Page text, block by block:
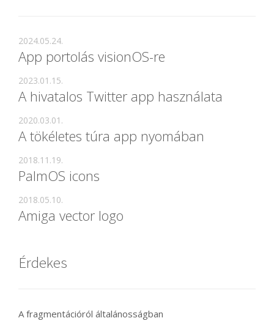
App portolás visionOS-re
2024.05.24.
A hivatalos Twitter app használata
2023.01.15.
A tökéletes túra app nyomában
2020.03.01.
PalmOS icons
2018.11.19.
Amiga vector logo
2018.05.10.
Érdekes
A fragmentációról általánosságban